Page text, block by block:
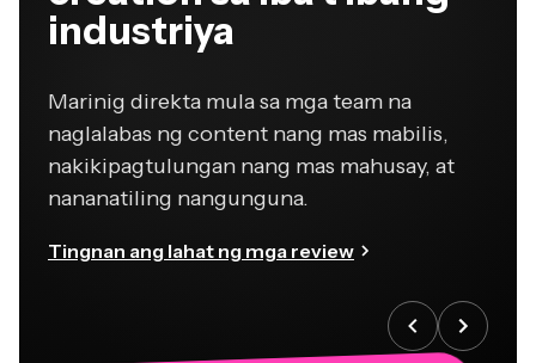
naglalabas ng content nang mas mabilis,
nakikipagtulungan nang mas mahusay, at
nananatiling nangunguna.